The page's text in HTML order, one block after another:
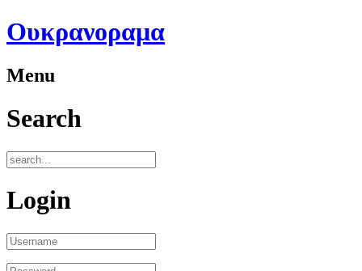
Ουκρανοραμα
Menu
Search
Login